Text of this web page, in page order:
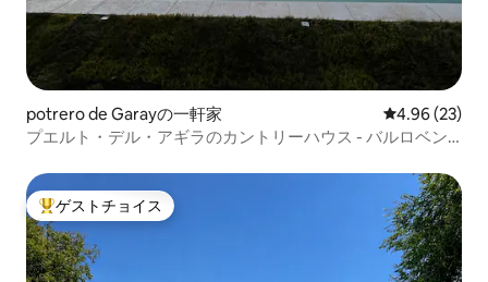
potrero de Garayの一軒家 レビュー23
4.96 (23)
プエルト・デル・アギラのカントリーハウス - バルロベン
大好評のゲストチョイスです。
ゲストチョイス